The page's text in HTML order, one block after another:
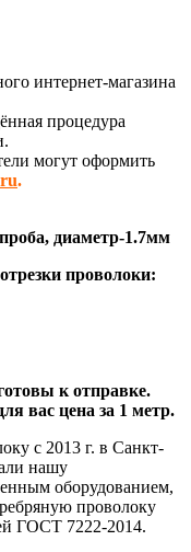
интернет-магазина
процедура
могут оформить
.
диаметр-1.7мм
проволоки:
к отправке.
вас цена за 1 метр.
с 2013 г. в Санкт-
нашу
оборудованием,
проволоку
ГОСТ 7222-2014.